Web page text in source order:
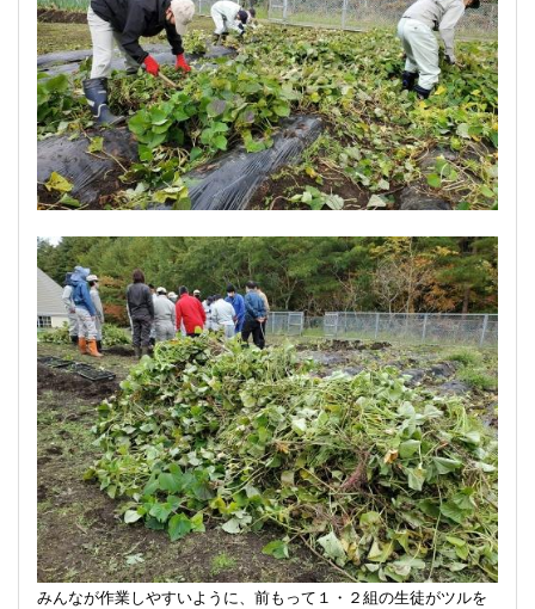
みんなが作業しやすいように、前もって１・２組の生徒がツルを